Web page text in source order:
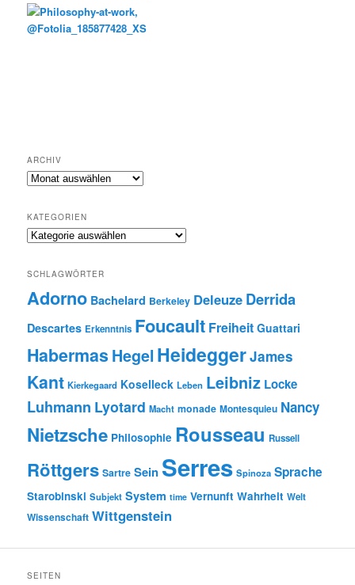
ARCHIV
Archiv
KATEGORIEN
Kategorien
SCHLAGWÖRTER
Adorno Bachelard Berkeley Deleuze Derrida
Descartes Erkenntnis Foucault Freiheit Guattari
Habermas Hegel HeideggerJames
Kant Kierkegaard Koselleck Leben Leibniz Locke
Luhmann Lyotard Macht monade Montesquieu Nancy
Nietzsche Philosophie Rousseau Russell
Röttgers Sartre Sein Serres Spinoza Sprache
Starobinski Subjekt System time Vernunft Wahrheit Welt
Wissenschaft Wittgenstein
SEITEN